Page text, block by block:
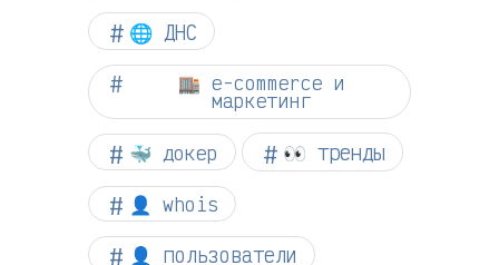
🌐 ДНС
🏬 e-commerce и
маркетинг
🐳 докер 👀 тренды
👤 whois
👤 пользователи